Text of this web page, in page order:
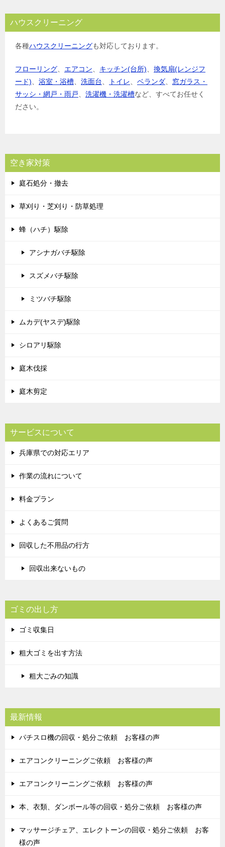
ハウスクリーニング
各種ハウスクリーニングも対応しております。
フローリング エアコン キッチン(台所)
換気扇(レンジフ
ード)
浴室・浴槽 洗面台 トイレ ベランダ
窓ガラス・
サッシ・網戸・雨戸
洗濯機・洗濯槽など、すべてお任せく
ださい。
空き家対策
庭石処分・撤去
草刈り・芝刈り・防草処理
蜂（ハチ）駆除
アシナガバチ駆除
スズメバチ駆除
ミツバチ駆除
ムカデ(ヤスデ)駆除
シロアリ駆除
庭木伐採
庭木剪定
サービスについて
兵庫県での対応エリア
作業の流れについて
料金プラン
よくあるご質問
回収した不用品の行方
回収出来ないもの
ゴミの出し方
ゴミ収集日
粗大ゴミを出す方法
粗大ごみの知識
最新情報
パチスロ機の回収・処分ご依頼 お客様の声
エアコンクリーニングご依頼 お客様の声
エアコンクリーニングご依頼 お客様の声
本、衣類、ダンボール等の回収・処分ご依頼 お客様の声
マッサージチェア、エレクトーンの回収・処分ご依頼 お客
様の声